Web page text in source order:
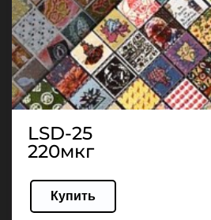
LSD-25
220мкг
Купить